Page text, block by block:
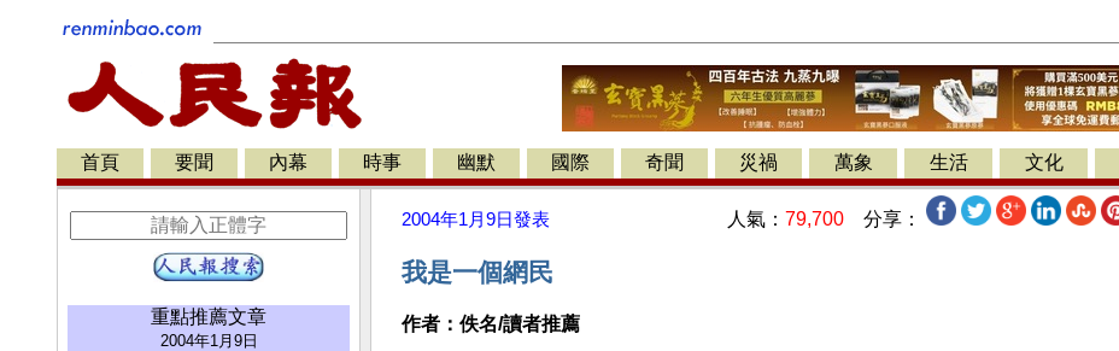
首頁 要聞 內幕 時事 幽默 國際 奇聞 災禍 萬象 生活 文化
重點推薦文章
2004年1月9日
2004年1月9日發表 人氣： 79,700 分享：
我是一個網民
作者：佚名/讀者推薦